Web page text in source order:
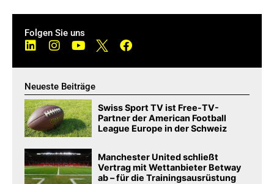
Folgen Sie uns
Neueste Beiträge
Swiss Sport TV ist Free-TV-
Partner der American Football
League Europe in der Schweiz
Manchester United schließt
Vertrag mit Wettanbieter Betway
ab – für die Trainingsausrüstung